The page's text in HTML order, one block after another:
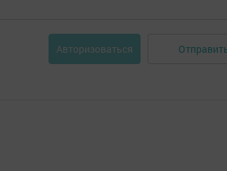
Авторизоваться